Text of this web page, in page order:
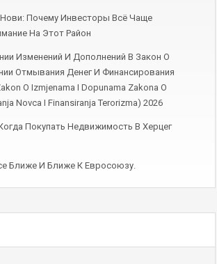
Нови: Почему Инвесторы Всё Чаще
На Этот Район
Изменений И Дополнений В Закон О
Отмывания Денег И Финансирования
O Izmjenama I Dopunama Zakona O
Novca I Finansiranja Terorizma) 2026
Покупать Недвижимость В Херцег
Ближе И Ближе К Евросоюзу.